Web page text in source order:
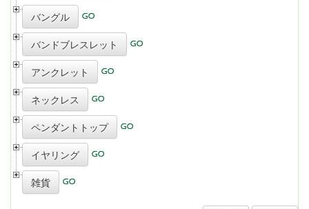
バングル
バンドブレスレット
アンクレット
ネックレス
ペンダントトップ
イヤリング
雑貨